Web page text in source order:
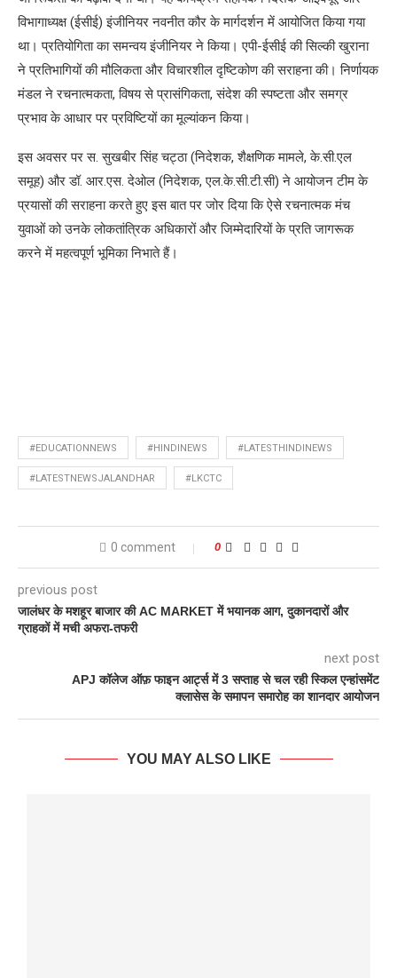
विभागाध्यक्ष (ईसीई) इंजीनियर नवनीत कौर के मार्गदर्शन में आयोजित किया गया
था। प्रतियोगिता का समन्वय इंजीनियर ने किया। एपी-ईसीई की सिल्की खुराना
ने प्रतिभागियों की मौलिकता और विचारशील दृष्टिकोण की सराहना की। निर्णायक
मंडल ने रचनात्मकता, विषय से प्रासंगिकता, संदेश की स्पष्टता और समग्र
प्रभाव के आधार पर प्रविष्टियों का मूल्यांकन किया।
इस अवसर पर स. सुखबीर सिंह चट्ठा (निदेशक, शैक्षणिक मामले, के.सी.एल
समूह) और डॉ. आर.एस. देओल (निदेशक, एल.के.सी.टी.सी) ने आयोजन टीम के
प्रयासों की सराहना करते हुए इस बात पर जोर दिया कि ऐसे रचनात्मक मंच
युवाओं को उनके लोकतांत्रिक अधिकारों और जिम्मेदारियों के प्रति जागरूक
करने में महत्वपूर्ण भूमिका निभाते हैं।
#EDUCATIONNEWS #HINDINEWS #LATESTHINDINEWS
#LATESTNEWSJALANDHAR #LKCTC
0 comment 0
previous post
जालंधर के मशहूर बाजार की AC MARKET में भयानक आग, दुकानदारों और
ग्राहकों में मची अफरा-तफरी
next post
APJ कॉलेज ऑफ़ फाइन आर्ट्स में 3 सप्ताह से चल रही स्किल एन्हांसमेंट
क्लासेस के समापन समारोह का शानदार आयोजन
YOU MAY ALSO LIKE